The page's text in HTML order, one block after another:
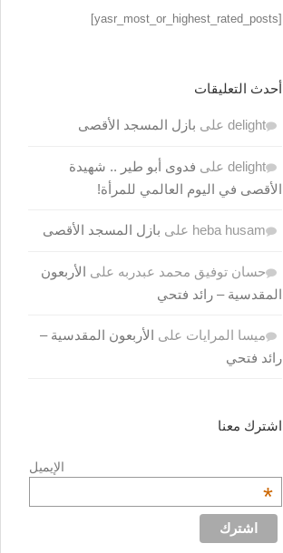
[yasr_most_or_highest_rated_posts]
أحدث التعليقات
delight على بازل المسجد الأقصى
delight على فدوى أبو طير .. شهيدة
الأقصى في اليوم العالمي للمرأة!
heba husam على بازل المسجد الأقصى
حسان توفيق محمد عبدربه على الأربعون
المقدسية – رائد فتحي
ميسا المرايات على الأربعون المقدسية –
رائد فتحي
اشترك معنا
الإيميل
*